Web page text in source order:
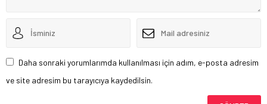
Daha sonraki yorumlarımda kullanılması için adım, e-posta adresim
ve site adresim bu tarayıcıya kaydedilsin.